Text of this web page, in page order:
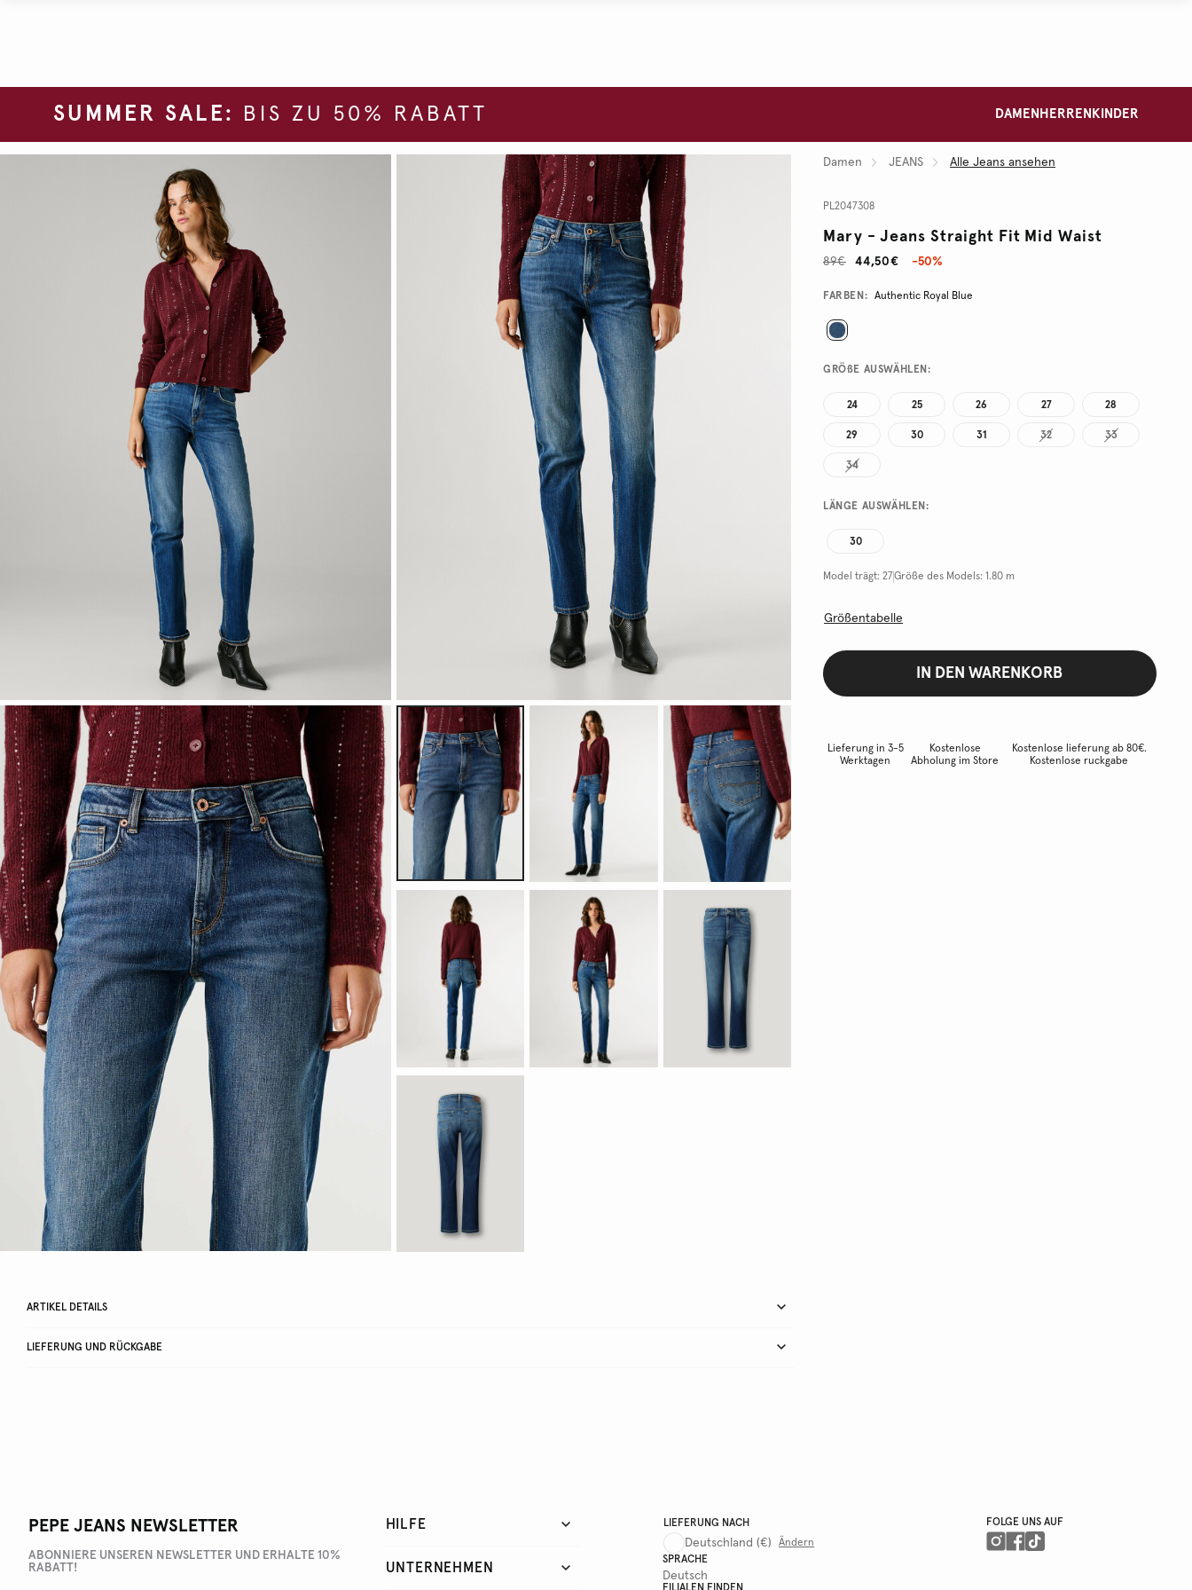
SUMMER SALE: BIS ZU 50% RABATT DAMEN HERREN KINDER
Damen JEANS Alle Jeans ansehen
PL2047308
Mary - Jeans Straight Fit Mid Waist
44,50€
89€ -50%
Promotions
Variations
FARBEN: Authentic Royal Blue
GRÖßE AUSWÄHLEN:
24 25 26 27 28
29 30 31 32 33
34
LÄNGE AUSWÄHLEN:
30
Model trägt: 27Größe des Models: 1.80 m
Größentabelle
IN DEN WARENKORB
Lieferung in 3-5
Werktagen
Kostenlose
Abholung im Store
Kostenlose lieferung ab 80€.
Kostenlose ruckgabe
ARTIKEL DETAILS
LIEFERUNG UND RÜCKGABE
PEPE JEANS NEWSLETTER
ABONNIERE UNSEREN NEWSLETTER UND ERHALTE 10%
RABATT!
HILFE
UNTERNEHMEN
LIEFERUNG NACH
Deutschland (€)
Ändern
SPRACHE
Deutsch
FOLGE UNS AUF